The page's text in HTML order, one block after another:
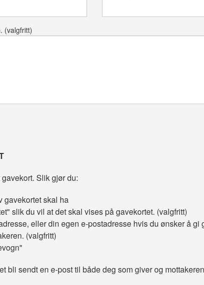
(valgfritt)
Slik gjør du:
gavekortet skal ha
slik du vil at det skal vises på gavekortet. (valgfritt)
eller din egen e-postadresse hvis du ønsker å gi
(valgfritt)
bli sendt en e-post til både deg som giver og